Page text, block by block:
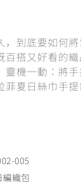
，到底要如何
百搭又好看的
靈機一動：將
菲夏日絲巾手
005
編織包